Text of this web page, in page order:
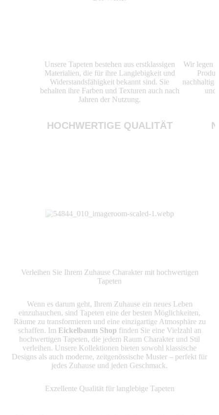
Unsere Tapeten bestehen aus erstklassigen
Materialien, die für ihre Langlebigkeit und
Widerstandsfähigkeit bekannt sind. Sie
behalten ihre Farben und Texturen auch nach
Jahren der Nutzung.
HOCHWERTIGE QUALITÄT
Wir legen
nachhaltig
und
Verleihen Sie Ihrem Zuhause Charakter mit hochwertigen
Tapeten
Wenn es darum geht, Ihrem Zuhause ein neues Leben
einzuhauchen, sind Tapeten eine der besten Möglichkeiten,
Räume zu transformieren und eine einzigartige Atmosphäre zu
schaffen. Im Eickelbaum Shop finden Sie eine Vielzahl an
hochwertigen Tapeten, die jedem Raum Charakter und Stil
verleihen. Unsere Kollektionen bieten sowohl klassische
Designs als auch moderne, zeitgenössische Muster – perfekt für
jedes Zuhause und jeden Geschmack.
Exzellente Qualität für langlebige Tapeten